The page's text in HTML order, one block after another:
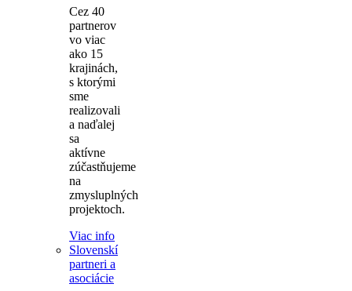
Cez 40
partnerov
vo viac
ako 15
krajinách,
s ktorými
sme
realizovali
a naďalej
sa
aktívne
zúčastňujeme
na
zmysluplných
projektoch.
Viac info
Slovenskí
partneri a
asociácie